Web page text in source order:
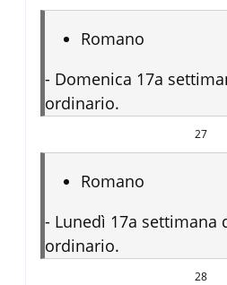
Romano
- Domenica 17a
ordinario.
27
Romano
- Lunedì 17a settimana
ordinario.
28